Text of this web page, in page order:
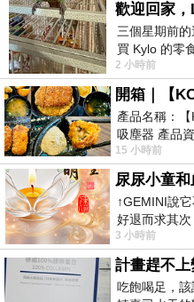
歡迎回家，
三個星期前
買 Kylo 的零
顧都會去看一
2 小時前
產品名稱：
吸塵器 產品
線手持吸塵器
15 小時前
尿尿小童
↑GEMINI說
好退而求其
年人臉孔」的
3 小時前
吃飽喝足，